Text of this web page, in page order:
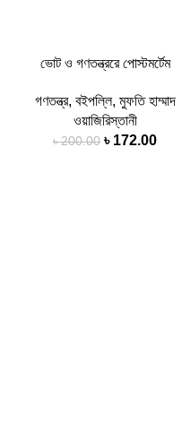
ভোট ও গণতন্ত্ররে পোস্টমর্টেম
গণতন্ত্র, বইপল্লি, মুফতি হাম্মাদ
ওয়াজিরিস্তানী
৳200.00 ৳ 172.00